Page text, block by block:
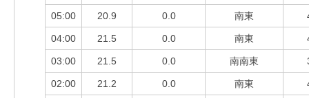
05:00 20.9 0.0 南東
04:00 21.5 0.0 南東
03:00 21.5 0.0 南南東
02:00 21.2 0.0 南東